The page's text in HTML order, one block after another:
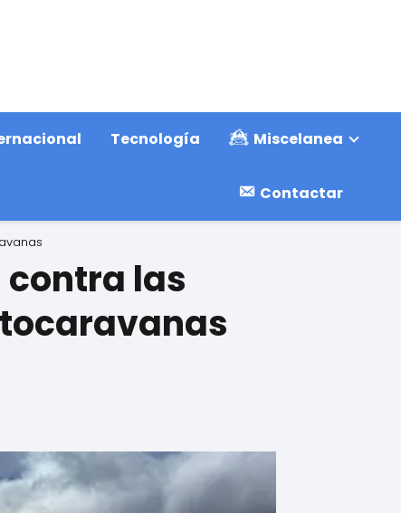
Tecnología Miscelanea
Contactar
las